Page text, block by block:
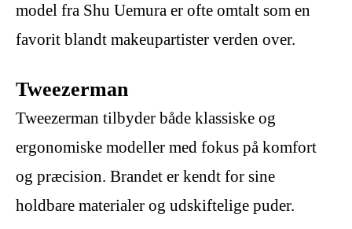
model fra Shu Uemura er ofte omtalt som en
favorit blandt makeupartister verden over.
Tweezerman
Tweezerman tilbyder både klassiske og
ergonomiske modeller med fokus på komfort
og præcision. Brandet er kendt for sine
holdbare materialer og udskiftelige puder.